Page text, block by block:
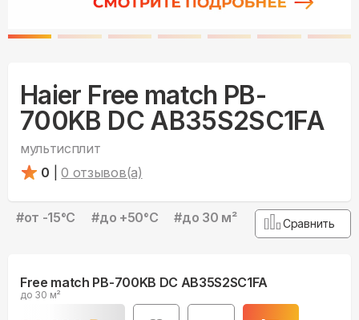
Haier Free match PB-
700KB DC AB35S2SC1FA
мультисплит
0
0 отзывов(а)
#от -15°С #до +50°С #до 30 м² Сравнить
Free match PB-700KB DC AB35S2SC1FA
до 30 м²